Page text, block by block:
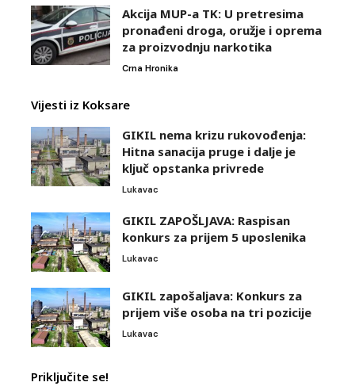
Akcija MUP-a TK: U pretresima
pronađeni droga, oružje i oprema
za proizvodnju narkotika
Crna Hronika
Vijesti iz Koksare
GIKIL nema krizu rukovođenja:
Hitna sanacija pruge i dalje je
ključ opstanka privrede
Lukavac
GIKIL ZAPOŠLJAVA: Raspisan
konkurs za prijem 5 uposlenika
Lukavac
GIKIL zapošaljava: Konkurs za
prijem više osoba na tri pozicije
Lukavac
Priključite se!